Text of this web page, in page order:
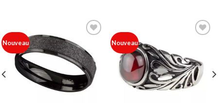
Nouveau
à ma
liste
Nouveau